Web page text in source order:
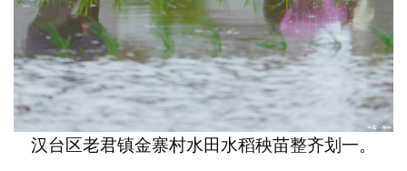
汉台区老君镇金寨村水田水稻秧苗整齐划一。